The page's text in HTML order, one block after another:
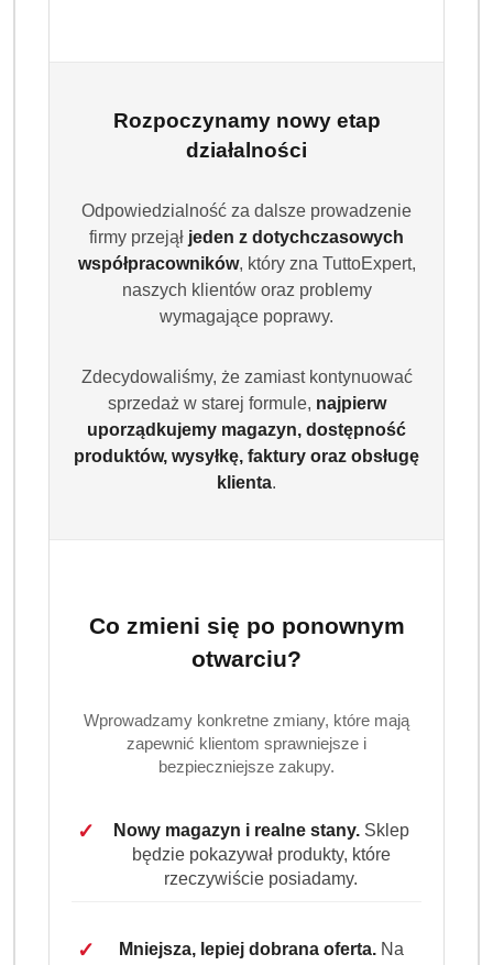
Rozpoczynamy nowy etap
działalności
Odpowiedzialność za dalsze prowadzenie
firmy przejął jeden z dotychczasowych
współpracowników, który zna TuttoExpert,
naszych klientów oraz problemy
wymagające poprawy.
Zdecydowaliśmy, że zamiast kontynuować
sprzedaż w starej formule, najpierw
uporządkujemy magazyn, dostępność
produktów, wysyłkę, faktury oraz obsługę
klienta.
Co zmieni się po ponownym
otwarciu?
Wprowadzamy konkretne zmiany, które mają
zapewnić klientom sprawniejsze i
bezpieczniejsze zakupy.
✓ Nowy magazyn i realne stany.Sklep
będzie pokazywał produkty, które
rzeczywiście posiadamy.
✓ Mniejsza, lepiej dobrana oferta.Na